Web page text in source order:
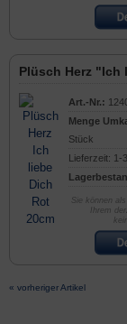
Plüsch Herz "Ich
Art.-Nr.:
Menge
Stück
Lieferzeit: 1-
Sie können
Ihrem
« vorheriger Artikel